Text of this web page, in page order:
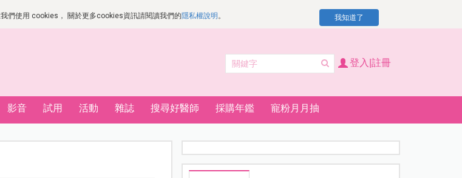
們使用 cookies， 關於更多cookies資訊請閱讀我們的隱私權說明 。 我知道了
登入|註冊
影音 試用 活動 雜誌 搜尋好醫師 採購年鑑 寵粉月月抽